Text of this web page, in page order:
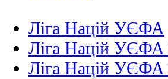
Ліга Націй УЄФА
Ліга Націй УЄФА
Ліга Націй УЄФА